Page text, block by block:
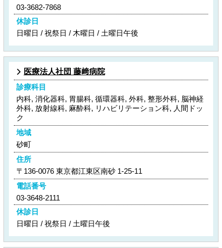
03-3682-7868
休診日
日曜日 / 祝祭日 / 木曜日 / 土曜日午後
医療法人社団 藤﨑病院
診療科目
内科, 消化器科, 胃腸科, 循環器科, 外科, 整形外科, 脳神経
外科, 放射線科, 麻酔科, リハビリテーション科, 人間ドッ
ク
地域
砂町
住所
〒136-0076 東京都江東区南砂 1-25-11
電話番号
03-3648-2111
休診日
日曜日 / 祝祭日 / 土曜日午後